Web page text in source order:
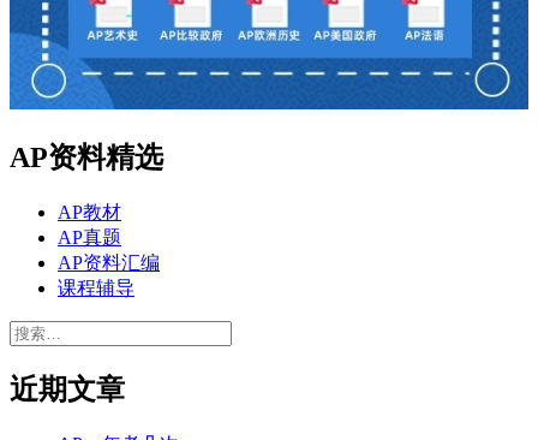
AP资料精选
AP教材
AP真题
AP资料汇编
课程辅导
搜
近期文章